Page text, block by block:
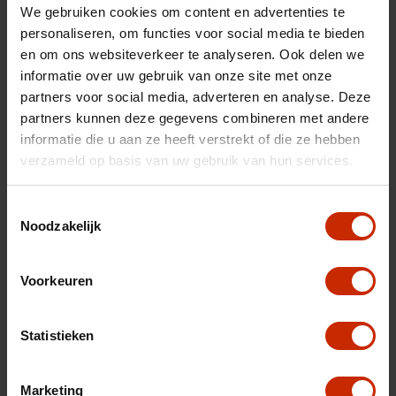
We gebruiken cookies om content en advertenties te
personaliseren, om functies voor social media te bieden
en om ons websiteverkeer te analyseren. Ook delen we
informatie over uw gebruik van onze site met onze
partners voor social media, adverteren en analyse. Deze
partners kunnen deze gegevens combineren met andere
informatie die u aan ze heeft verstrekt of die ze hebben
verzameld op basis van uw gebruik van hun services.
Noodzakelijk
Voorkeuren
Statistieken
Marketing
Max trekgewicht
1000 kg
C02 uitstoot
103 g/km
Motorrijtuigen belasting
€ 92 - 99 per kwartaal
Energielabel
C
Vermogen
90 pk
Topsnelheid
175 km/u
Cilinderinhoud
Cilinders
Interieurkleur